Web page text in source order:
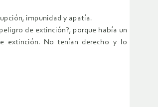
impunidad y apatía.
de extinción?, porque había un
extinción. No tení­an derecho y lo